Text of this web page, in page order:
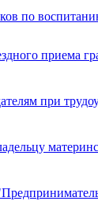
по
приема
при